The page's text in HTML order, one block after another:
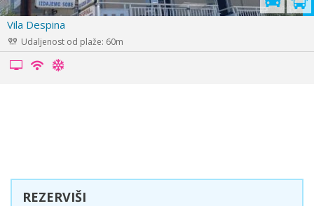
Vila Areta
Udaljenost od plaže: 40m
REZERVIŠI